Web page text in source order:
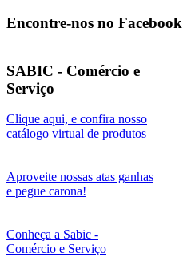
Encontre-nos no Facebook
SABIC - Comércio e
Serviço
Clique aqui, e confira nosso
catálogo virtual de produtos
Aproveite nossas atas ganhas
e pegue carona!
Conheça a Sabic -
Comércio e Serviço